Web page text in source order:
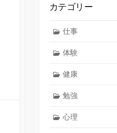
カテゴリー
仕事
体験
健康
勉強
心理